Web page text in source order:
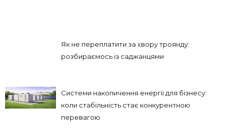
Як не переплатити за хвору троянду:
розбираємось із саджанцями
Системи накопичення енергії для бізнесу:
коли стабільність стає конкурентною
перевагою